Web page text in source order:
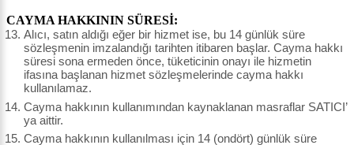
CAYMA HAKKININ SÜRESİ:
Alıcı, satın aldığı eğer bir hizmet ise, bu 14 günlük süre
sözleşmenin imzalandığı tarihten itibaren başlar. Cayma hakkı
süresi sona ermeden önce, tüketicinin onayı ile hizmetin
ifasına başlanan hizmet sözleşmelerinde cayma hakkı
kullanılamaz.
Cayma hakkının kullanımından kaynaklanan masraflar SATICI’
ya aittir.
Cayma hakkının kullanılması için 14 (ondört) günlük süre